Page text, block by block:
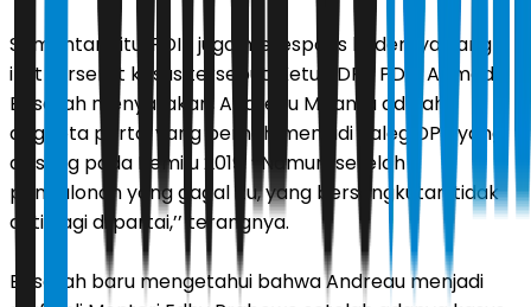
Sementara itu, PDIP juga merespons kadernya yang
ikut terseret kasus tersebut. Ketua DPP PDIP Ahmad
Basarah menyatakan, Andreau Misanta adalah
anggota partai yang pernah menjadi caleg DPR yang
diusung pada Pemilu 2019. ’’Namun, setelah
pencalonan yang gagal itu, yang bersangkutan tidak
aktif lagi di partai,’’ terangnya.
Basarah baru mengetahui bahwa Andreau menjadi